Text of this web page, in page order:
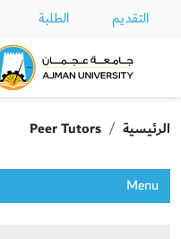
التقديم الطلبة
Ajman University
الرئيسية Peer Tutors
Menu